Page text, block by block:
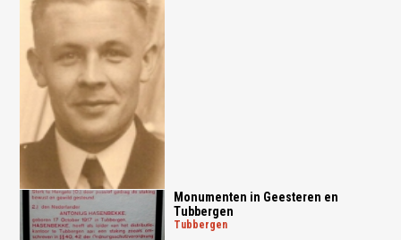
Monumenten in Geesteren en
Tubbergen
tubbergen